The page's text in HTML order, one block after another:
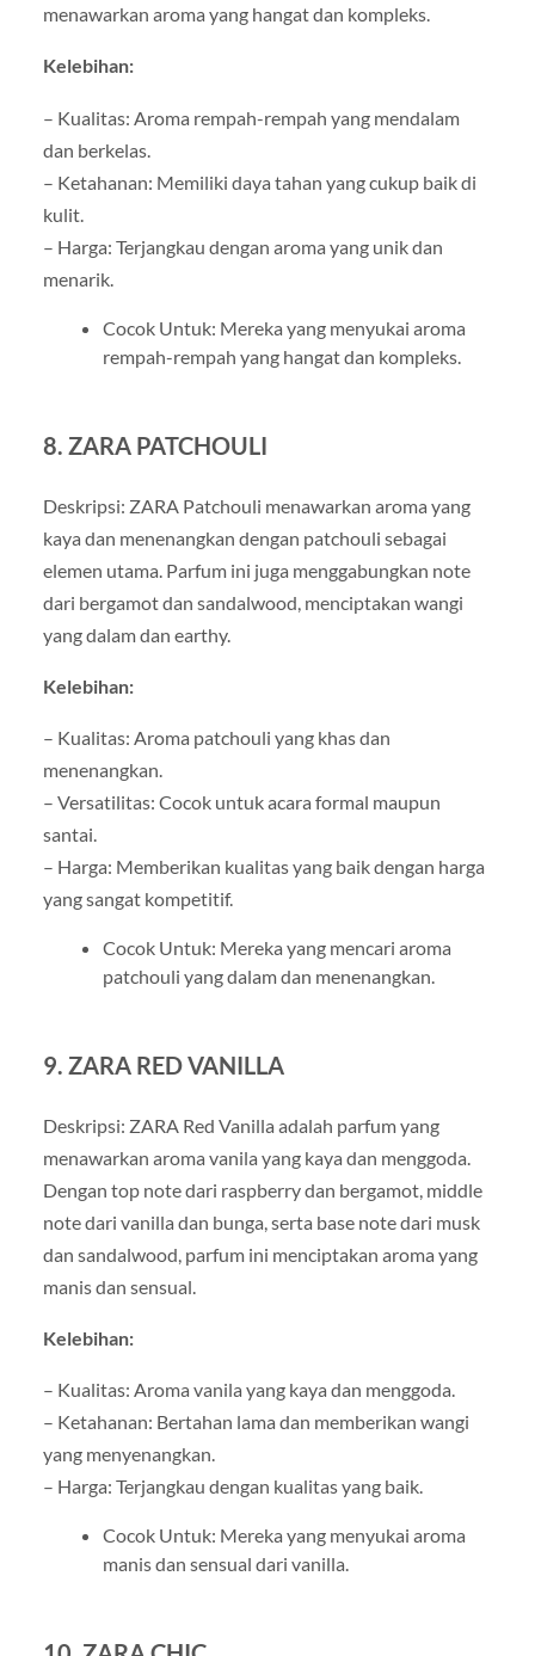
menawarkan aroma yang hangat dan kompleks.
Kelebihan:
– Kualitas: Aroma rempah-rempah yang mendalam
dan berkelas.
– Ketahanan: Memiliki daya tahan yang cukup baik di
kulit.
– Harga: Terjangkau dengan aroma yang unik dan
menarik.
Cocok Untuk: Mereka yang menyukai aroma
rempah-rempah yang hangat dan kompleks.
8. ZARA PATCHOULI
Deskripsi: ZARA Patchouli menawarkan aroma yang
kaya dan menenangkan dengan patchouli sebagai
elemen utama. Parfum ini juga menggabungkan note
dari bergamot dan sandalwood, menciptakan wangi
yang dalam dan earthy.
Kelebihan:
– Kualitas: Aroma patchouli yang khas dan
menenangkan.
– Versatilitas: Cocok untuk acara formal maupun
santai.
– Harga: Memberikan kualitas yang baik dengan harga
yang sangat kompetitif.
Cocok Untuk: Mereka yang mencari aroma
patchouli yang dalam dan menenangkan.
9. ZARA RED VANILLA
Deskripsi: ZARA Red Vanilla adalah parfum yang
menawarkan aroma vanila yang kaya dan menggoda.
Dengan top note dari raspberry dan bergamot, middle
note dari vanilla dan bunga, serta base note dari musk
dan sandalwood, parfum ini menciptakan aroma yang
manis dan sensual.
Kelebihan:
– Kualitas: Aroma vanila yang kaya dan menggoda.
– Ketahanan: Bertahan lama dan memberikan wangi
yang menyenangkan.
– Harga: Terjangkau dengan kualitas yang baik.
Cocok Untuk: Mereka yang menyukai aroma
manis dan sensual dari vanilla.